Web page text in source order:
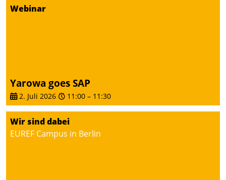
Dialogführung ermöglicht
Webinar
Yarowa goes SAP
2. Juli 2026 11:00 – 11:30
Wir sind dabei
EUREF Campus in Berlin